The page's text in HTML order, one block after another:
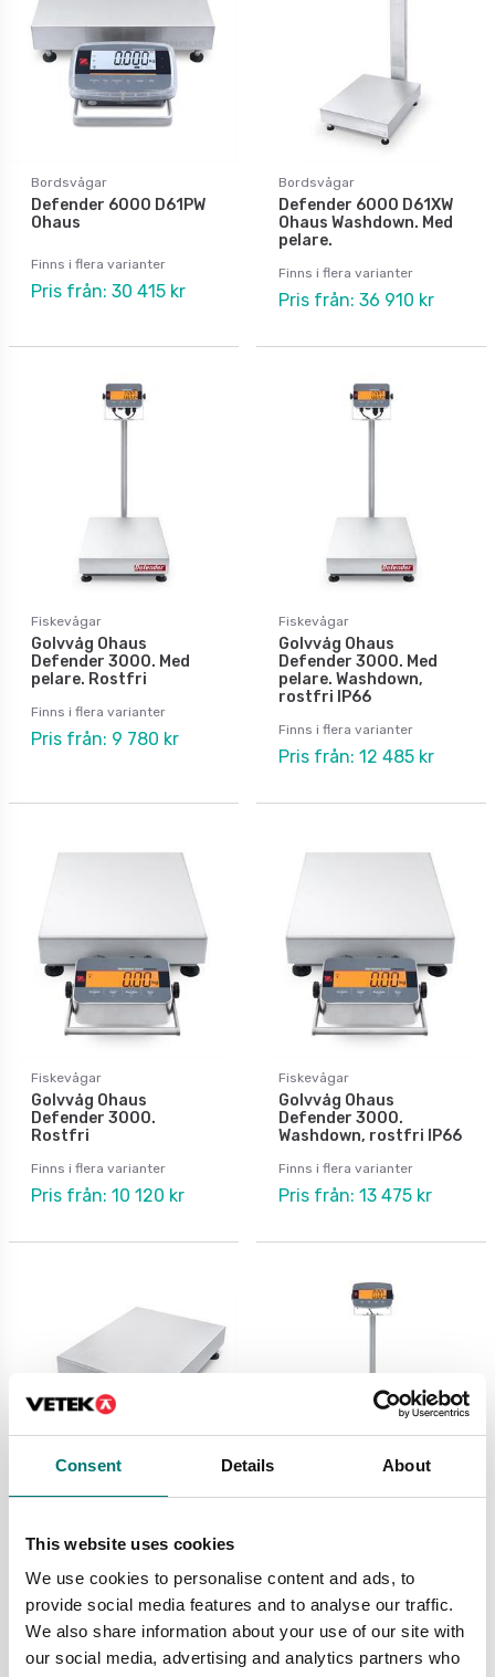
Consent Details About
This website uses cookies
We use cookies to personalise content and ads, to
provide social media features and to analyse our traffic.
We also share information about your use of our site with
our social media, advertising and analytics partners who
Bordsvågar
Defender 6000 D61PW
Ohaus
Finns i flera varianter
Pris från: 30 415 kr
Bordsvågar
Defender 6000 D61XW
Ohaus Washdown. Med
pelare.
Finns i flera varianter
Pris från: 36 910 kr
Fiskevågar
Golvvåg Ohaus
Defender 3000. Med
pelare. Rostfri
Finns i flera varianter
Pris från: 9 780 kr
Fiskevågar
Golvvåg Ohaus
Defender 3000. Med
pelare. Washdown,
rostfri IP66
Finns i flera varianter
Pris från: 12 485 kr
Fiskevågar
Golvvåg Ohaus
Defender 3000.
Rostfri
Finns i flera varianter
Pris från: 10 120 kr
Fiskevågar
Golvvåg Ohaus
Defender 3000.
Washdown, rostfri IP66
Finns i flera varianter
Pris från: 13 475 kr
Golvvåg Ohaus
Finns i flera varianter
Pris från: 7 890 kr
pelare.
Finns i flera varianter
Pris från: 7 890 kr